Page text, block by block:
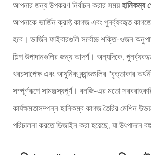
আপনার জন্য উপকরণ নির্বাচন করার সময়হানিকম্ব
আপনাকে ভার্জিন ক্রাফ্ট কাগজ এবং পুনর্ব্যবহৃত
হবে। ভার্জিন ফাইবারগুলি সর্বোচ্চ শক্তি-ওজন
শিল্প উপাদানগুলির জন্য আদর্শ। অন্যদিকে,
খরচসাপেক্ষ এবং আধুনিক ব্র্যান্ডগুলির "বৃত্তাকার
সম্পূর্ণরূপে সামঞ্জস্যপূর্ণ। বনজি-এর মতো
কার্যক্ষমতাসম্পন্ন হানিকম্ব কাগজ তৈরির মেশিন
পরিচালনা করতে ডিজাইন করা হয়েছে, যা উৎপাদনে